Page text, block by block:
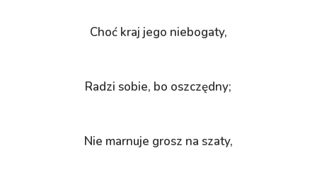
Choć kraj jego niebogaty,
Radzi sobie, bo oszczędny;
Nie marnuje grosz na szaty,